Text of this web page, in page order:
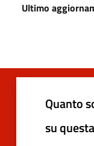
Ultimo
Quanto
su